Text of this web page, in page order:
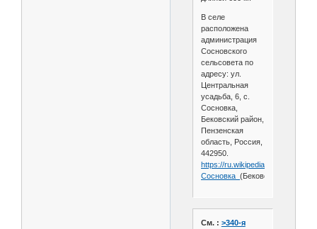
В селе
расположена
администрация
Сосновского
сельсовета по
адресу: ул.
Центральная
усадьба, 6, с.
Сосновка,
Бековский район,
Пензенская
область, Россия,
442950.
https://ru.wikipedia.org/wiki/
Сосновка_ (Бековский_район)
См. : >340-я